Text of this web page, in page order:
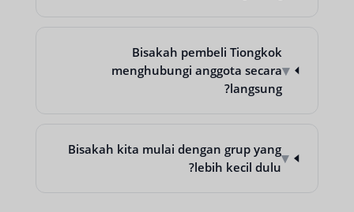
▾
Bisakah pembeli Tiongkok
menghubungi anggota secara
langsung?
▾
Bisakah kita mulai dengan grup yang
lebih kecil dulu?